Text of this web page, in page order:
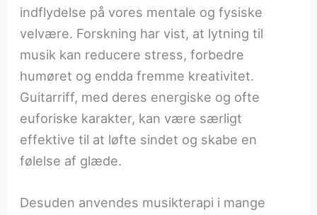
indflydelse på vores mentale og fysiske
velvære. Forskning har vist, at lytning til
musik kan reducere stress, forbedre
humøret og endda fremme kreativitet.
Guitarriff, med deres energiske og ofte
euforiske karakter, kan være særligt
effektive til at løfte sindet og skabe en
følelse af glæde.
Desuden anvendes musikterapi i mange